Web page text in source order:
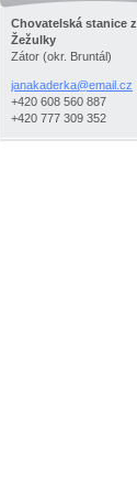
Chovatelská stanice z
Žežulky
Zátor (okr. Bruntál)
janakaderka@email.cz
+420 608 560 887
+420 777 309 352